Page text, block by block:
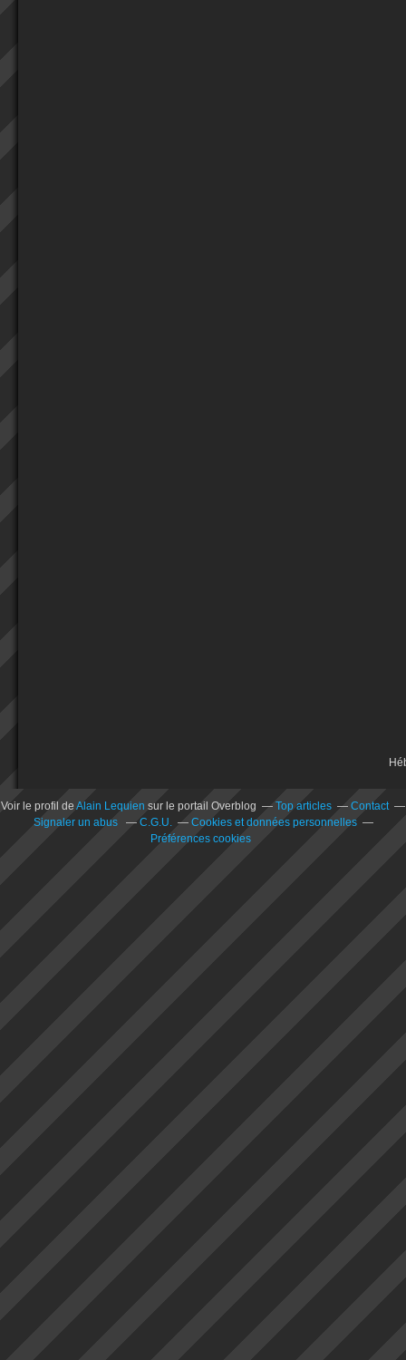
Voir le profil de Alain Lequien sur le portail Overblog Top articles
Contact
Signaler un abus
C.G.U.
Cookies et données personnelles
Préférences cookies